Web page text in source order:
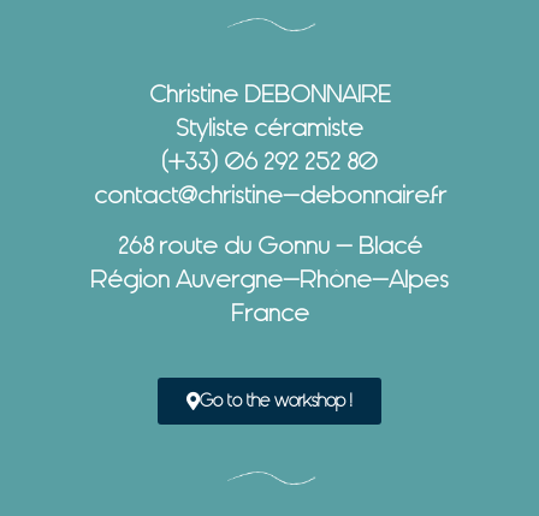
Christine DEBONNAIRE
Styliste céramiste
(+33) 06 292 252 80
contact@christine-debonnaire.fr
268 route du Gonnu – Blacé
Région Auvergne-Rhône-Alpes
France
Go to the workshop !